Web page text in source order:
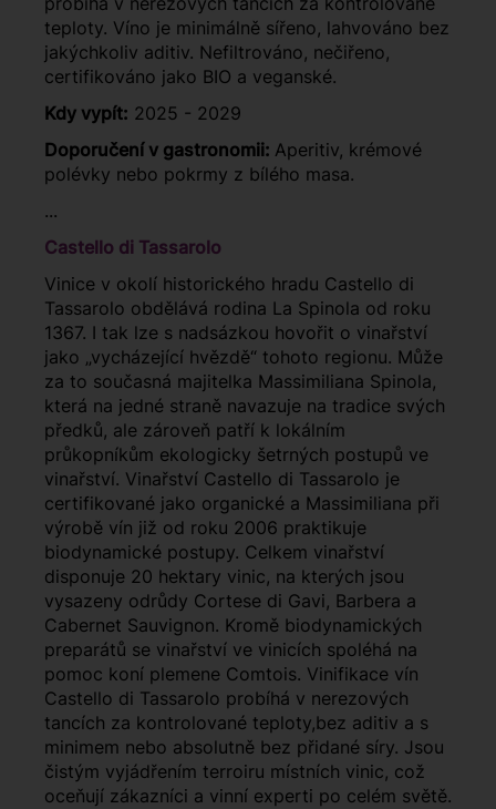
teploty. Víno je minimálně sířeno, lahvováno bez
jakýchkoliv aditiv. Nefiltrováno, nečiřeno,
certifikováno jako BIO a veganské.
Kdy vypít: 2025 - 2029
Doporučení v gastronomii: Aperitiv, krémové
polévky nebo pokrmy z bílého masa.
...
Castello di Tassarolo
Vinice v okolí historického hradu Castello di
Tassarolo obdělává rodina La Spinola od roku
1367. I tak lze s nadsázkou hovořit o vinařství
jako „vycházející hvězdě“ tohoto regionu. Může
za to současná majitelka Massimiliana Spinola,
která na jedné straně navazuje na tradice svých
předků, ale zároveň patří k lokálním
průkopníkům ekologicky šetrných postupů ve
vinařství. Vinařství Castello di Tassarolo je
certifikované jako organické a Massimiliana při
výrobě vín již od roku 2006 praktikuje
biodynamické postupy. Celkem vinařství
disponuje 20 hektary vinic, na kterých jsou
vysazeny odrůdy Cortese di Gavi, Barbera a
Cabernet Sauvignon. Kromě biodynamických
preparátů se vinařství ve vinicích spoléhá na
pomoc koní plemene Comtois. Vinifikace vín
Castello di Tassarolo probíhá v nerezových
tancích za kontrolované teploty,bez aditiv a s
minimem nebo absolutně bez přidané síry. Jsou
čistým vyjádřením terroiru místních vinic, což
oceňují zákazníci a vinní experti po celém světě.